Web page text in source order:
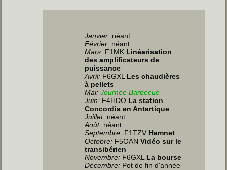
Janvier: néant
Février: néant
Mars: F1MK Linéarisation
des amplificateurs de
puissance
Avril: F6GXL Les chaudières
à pellets
Mai: Journée Barbecue
Juin: F4HDO La station
Concordia en Antartique
Juillet: néant
Août: néant
Septembre: F1TZV Hamnet
Octobre: F5OANVidéo sur le
transibérien
Novembre: F6GXL La bourse
Décembre: Pot de fin d'année